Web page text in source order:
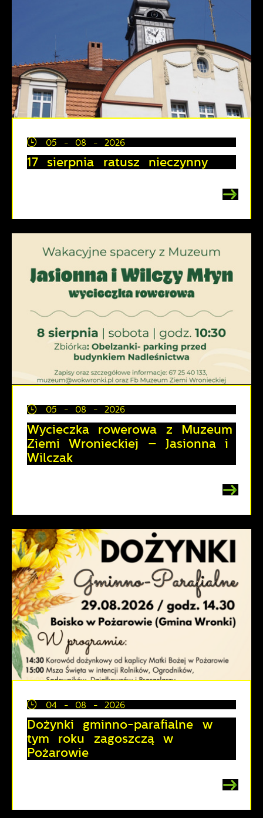
05 - 08 - 2026
17 sierpnia ratusz nieczynny
05 - 08 - 2026
Wycieczka rowerowa z Muzeum
Ziemi Wronieckiej – Jasionna i
Wilczak
04 - 08 - 2026
Dożynki gminno-parafialne w
tym roku zagoszczą w
Pożarowie